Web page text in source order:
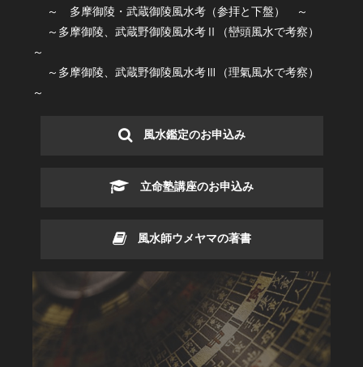
～ 多摩御陵・武蔵御陵風水考（参拝と下盤） ～
～多摩御陵、武蔵野御陵風水考Ⅱ（巒頭風水で考察）
～
～多摩御陵、武蔵野御陵風水考Ⅲ（理氣風水で考察）
～
風水鑑定のお申込み
立命塾講座のお申込み
風水師ウメヤマの著書